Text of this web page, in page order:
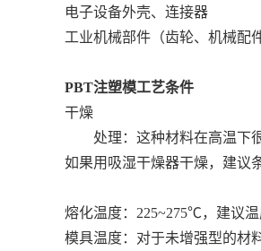
电子设备外壳、连接器
工业机械部件（齿轮、机械配件
PBT注塑模工艺条件
干燥
处理：这种材料在高温下很
如果用吸湿干燥器干燥，建
熔化温度：225~275℃，建
模具温度：对于未增强型的材